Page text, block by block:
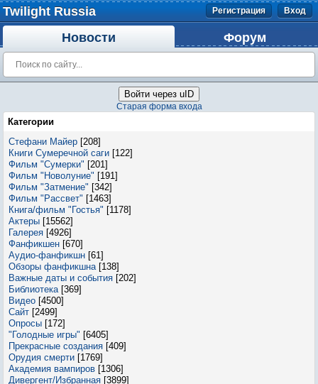
Twilight Russia Регистрация Вход
Новости Форум
Войти через uID
Старая форма входа
Категории
Стефани Майер [208]
Книги Сумеречной саги [122]
Фильм "Сумерки" [201]
Фильм "Новолуние" [191]
Фильм "Затмение" [342]
Фильм "Рассвет" [1463]
Книга/фильм "Гостья" [1178]
Актеры [15562]
Галерея [4926]
Фанфикшен [670]
Аудио-фанфикшн [61]
Обзоры фанфикшна [138]
Важные даты и события [202]
Библиотека [369]
Видео [4500]
Сайт [2499]
Опросы [172]
"Голодные игры" [6405]
Прекрасные создания [409]
Орудия смерти [1769]
Академия вампиров [1306]
Дивергент/Избранная [3899]